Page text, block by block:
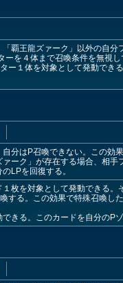
覇王龍ズァーク」以外の自分
を４体まで召喚条件を無視し
１体を対象として発動でき
分はP召喚できない。この効果
ーク」が存在する場合、相手
LPを回復する。
枚を対象として発動できる。
する。この効果で特殊召喚し
きる。このカードを自分のPゾ